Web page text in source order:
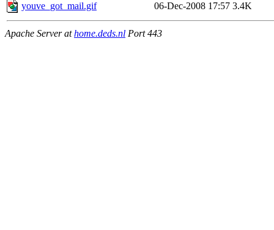
youve_got_mail.gif
06-Dec-2008 17:57 3.4K
Apache Server athome.deds.nl Port 443